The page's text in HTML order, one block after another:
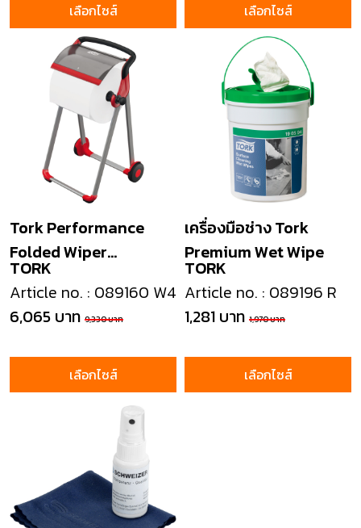
เลือกไซส์ เลือกไซส์
TORK
Tork Performance
Folded Wiper
Dispenser
Article no. : 089160 W4
6,065 บาท 9,330 บาท
เลือกไซส์
TORK
เครื่องมือช่าง Tork
Premium Wet Wipe
Article no. : 089196 R
1,281 บาท 1,970 บาท
เลือกไซส์